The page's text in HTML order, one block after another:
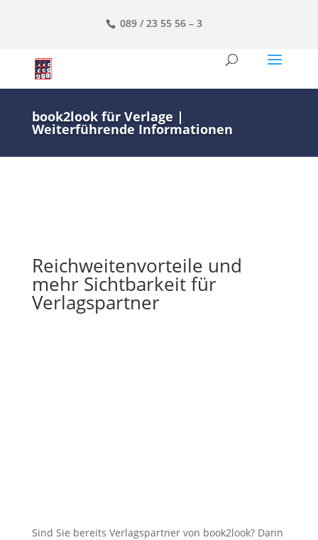
089 / 23 55 56 – 3
book2look für Verlage |
Weiterführende Informationen
Reichweitenvorteile und
mehr Sichtbarkeit für
Verlagspartner
Sind Sie bereits Verlagspartner von book2look? Dann